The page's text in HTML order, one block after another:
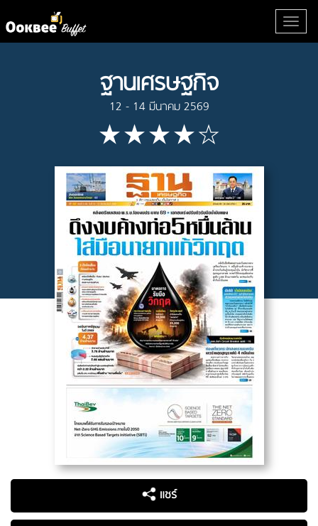
ฐานเศรษฐกิจ
12 - 14 มีนาคม 2569
แชร์